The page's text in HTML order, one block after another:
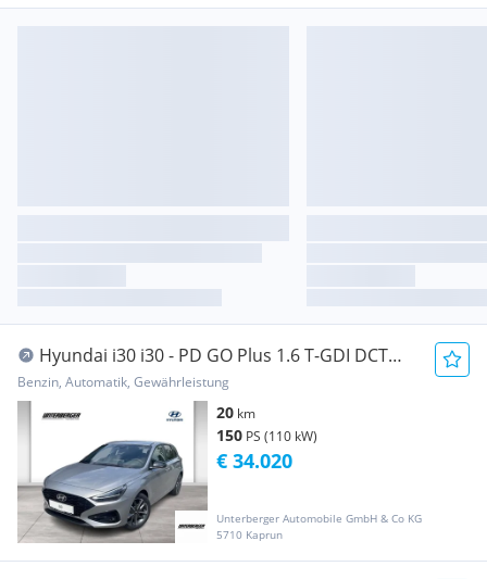
Hyundai i30 i30 - PD GO Plus 1.6 T-GDI DCT
abz. Superbonus
Benzin, Automatik, Gewährleistung
20 km
150 PS (110 kW)
Unterberger Automobile GmbH & Co KG
5710 Kaprun
€ 34.020